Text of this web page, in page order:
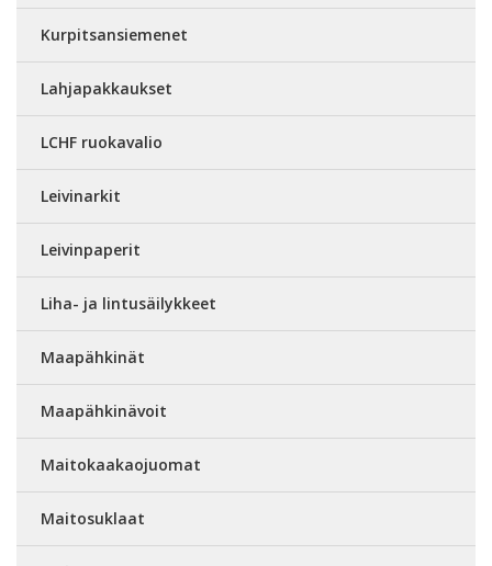
Kurpitsansiemenet
Lahjapakkaukset
LCHF ruokavalio
Leivinarkit
Leivinpaperit
Liha- ja lintusäilykkeet
Maapähkinät
Maapähkinävoit
Maitokaakaojuomat
Maitosuklaat